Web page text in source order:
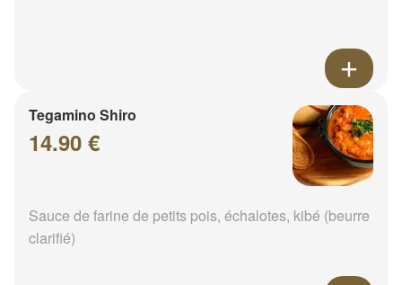
Tegamino Shiro
14.90 €
Sauce de farine de petits pois, échalotes, kibé (beurre
clarifié)